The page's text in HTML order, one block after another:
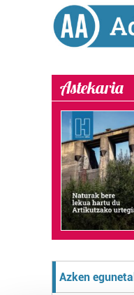
Astekaria
Azken